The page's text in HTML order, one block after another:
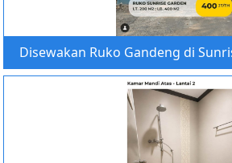
Disewakan Ruko Gandeng di